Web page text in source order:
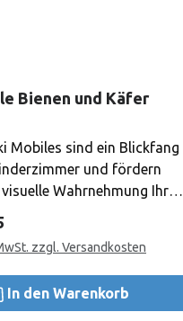
Bienen und Käfer
Mobiles sind ein Blickfang
und fördern
Wahrnehmung Ihres
Mond und Sterne
Träumen ein.
was Goki
für Kinder.1981 haben
zzgl. Versandkosten
In den Warenkorb